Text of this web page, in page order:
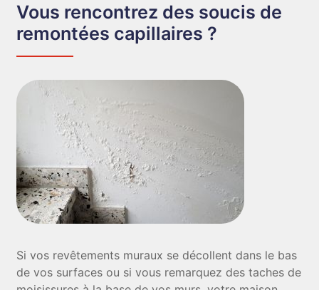
Vous rencontrez des soucis de
remontées capillaires ?
Si vos revêtements muraux se décollent dans le bas
de vos surfaces ou si vous remarquez des taches de